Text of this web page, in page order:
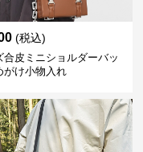
(税込)
合皮ミニショルダーバッ
がけ小物入れ